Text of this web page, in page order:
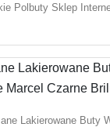
Polbuty Sklep
Lakierowane Buty